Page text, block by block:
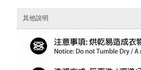
其他說明